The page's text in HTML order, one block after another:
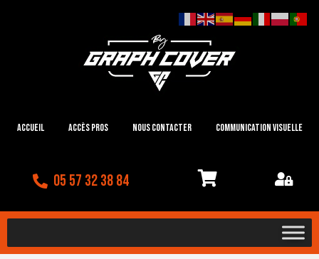
Accueil Accès Pros Nous contacter Communication visuelle
05 57 32 38 84